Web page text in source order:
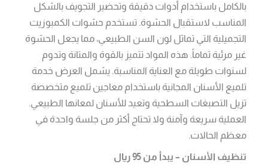
بالكامل باستخدام أدوات دقيقة وتحضير التجويف بالشكل
المناسب لاستقبال الحشوة. تستخدم حشوات الكمبوزيت
التجميلية التي تماثل لون السن الطبيعي، مما يجعل الحشوة
غير مرئية تماماً. هذه المواد تتميز بالقوة والمتانة وتدوم
لسنوات طويلة مع العناية المناسبة. يشمل العرض خدمة
تلميع الأسنان المجانية باستخدام معاجين تلميع متخصصة
تزيل التصبغات السطحية وتعيد للأسنان لمعانها الطبيعي.
العملية سريعة وآمنة ولا تحتاج أكثر من جلسة واحدة في
معظم الحالات.
تنظيف الأسنان – يبدأ من 95 ريال